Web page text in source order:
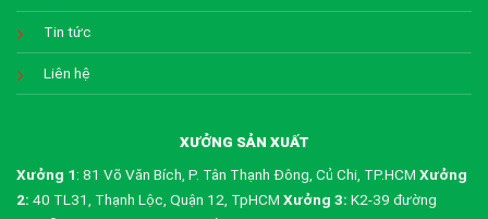
Tin tức
Liên hệ
XƯỞNG SẢN XUẤT
Xưởng 1: 81 Võ Văn Bích, P. Tân Thạnh Đông, Củ Chi, TP.HCM Xưởng
2: 40 TL31, Thạnh Lộc, Quận 12, TpHCM Xưởng 3: K2-39 đường